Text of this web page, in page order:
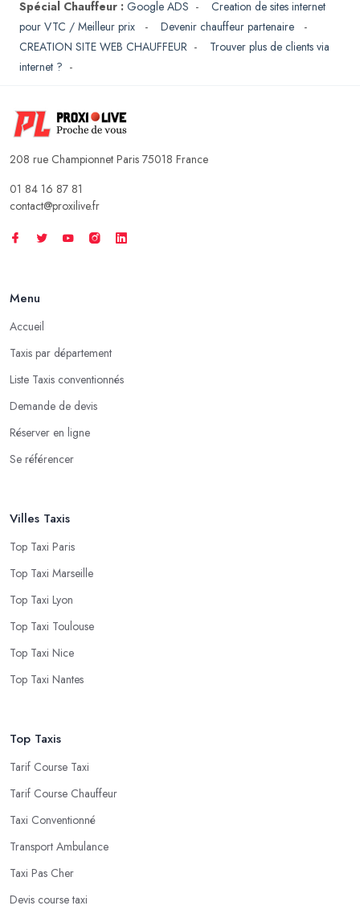
Spécial Chauffeur : Google ADS - Creation de sites internet
pour VTC / Meilleur prix
- Devenir chauffeur partenaire
-
CREATION SITE WEB CHAUFFEUR - Trouver plus de clients via
internet ? -
208 rue Championnet Paris 75018 France
01 84 16 87 81
contact@proxilive.fr
Menu
Accueil
Taxis par département
Liste Taxis conventionnés
Demande de devis
Réserver en ligne
Se référencer
Villes Taxis
Top Taxi Paris
Top Taxi Marseille
Top Taxi Lyon
Top Taxi Toulouse
Top Taxi Nice
Top Taxi Nantes
Top Taxis
Tarif Course Taxi
Tarif Course Chauffeur
Taxi Conventionné
Transport Ambulance
Taxi Pas Cher
Devis course taxi